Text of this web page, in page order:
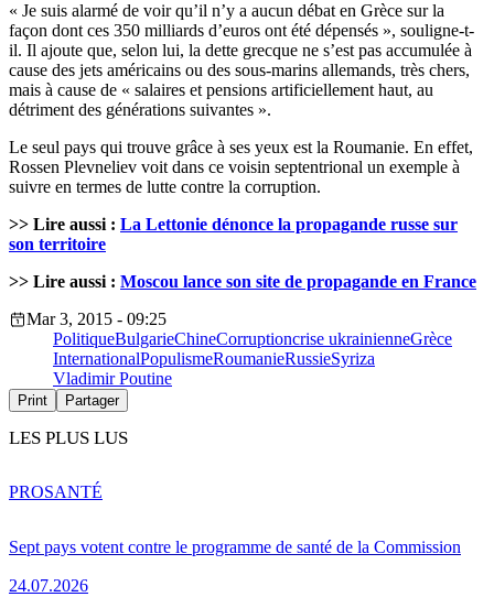
« Je suis alarmé de voir qu’il n’y a aucun débat en Grèce sur la
façon dont ces 350 milliards d’euros ont été dépensés », souligne-t-
il. Il ajoute que, selon lui, la dette grecque ne s’est pas accumulée à
cause des jets américains ou des sous-marins allemands, très chers,
mais à cause de « salaires et pensions artificiellement haut, au
détriment des générations suivantes ».
Le seul pays qui trouve grâce à ses yeux est la Roumanie. En effet,
Rossen Plevneliev voit dans ce voisin septentrional un exemple à
suivre en termes de lutte contre la corruption.
>> Lire aussi : La Lettonie dénonce la propagande russe sur
son territoire
>> Lire aussi : Moscou lance son site de propagande en France
Mar 3, 2015 - 09:25
PolitiqueBulgarieChineCorruptioncrise ukrainienneGrèce
InternationalPopulismeRoumanieRussieSyriza
Vladimir Poutine
Print Partager
LES PLUS LUS
Sept pays votent contre le programme de santé de la Commission
24.07.2026
PROSANTÉ